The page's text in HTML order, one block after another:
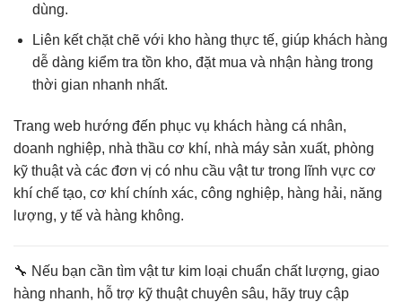
dùng.
Liên kết chặt chẽ với kho hàng thực tế, giúp khách hàng
dễ dàng kiểm tra tồn kho, đặt mua và nhận hàng trong
thời gian nhanh nhất.
Trang web hướng đến phục vụ khách hàng cá nhân,
doanh nghiệp, nhà thầu cơ khí, nhà máy sản xuất, phòng
kỹ thuật và các đơn vị có nhu cầu vật tư trong lĩnh vực cơ
khí chế tạo, cơ khí chính xác, công nghiệp, hàng hải, năng
lượng, y tế và hàng không.
🔧 Nếu bạn cần tìm vật tư kim loại chuẩn chất lượng, giao
hàng nhanh, hỗ trợ kỹ thuật chuyên sâu, hãy truy cập